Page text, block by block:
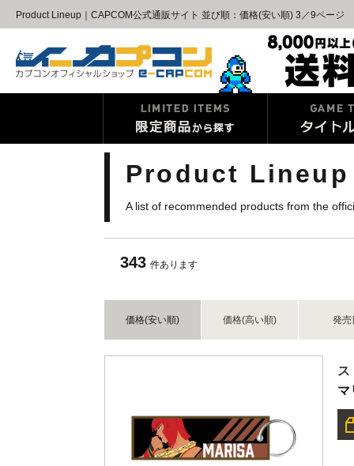
Product Lineup｜CAPCOM公式通販サイト 並び順：価格(安い順) 3／9ページ
Product Lineup
A list of recommended products from the
343 件あります
価格(安い順) 価格(高い順) 発売
ス
マ